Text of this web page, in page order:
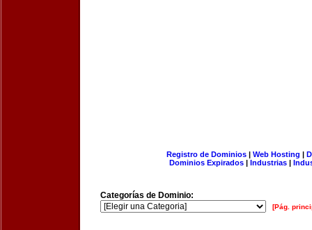
Registro de Dominios| Web Hosting |
Dominios Expirados | Industrias |
Categorías de Dominio:
[Pág.